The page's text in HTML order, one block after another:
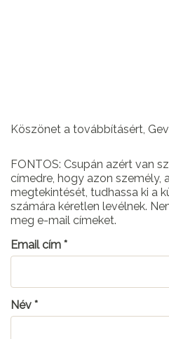
Köszönet a továbbításért,
FONTOS: Csupán azért van
címedre, hogy azon személy,
megtekintését, tudhassa ki a
számára kéretlen levélnek.
meg e-mail címeket.
Email cím *
Név *